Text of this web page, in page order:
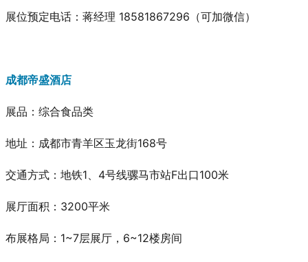
展位预定电话：蒋经理 18581867296（可加微信）
成都帝盛酒店
展品：综合食品类
地址：成都市青羊区玉龙街168号
交通方式：地铁1、4号线骡马市站F出口100米
展厅面积：3200平米
布展格局：1~7层展厅，6~12楼房间